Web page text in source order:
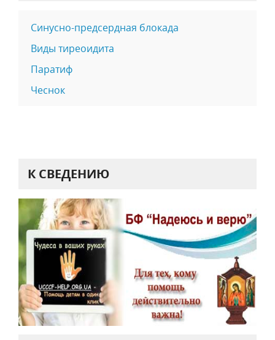
Синусно-предсердная блокада
Виды тиреоидита
Паратиф
Чеснок
К СВЕДЕНИЮ